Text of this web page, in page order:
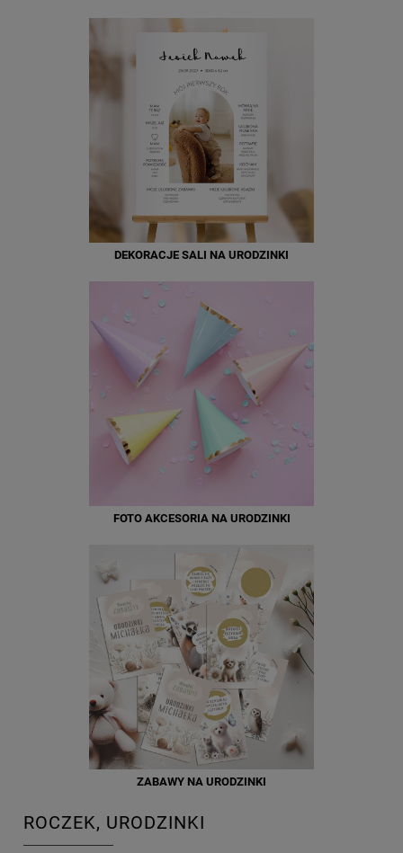
DEKORACJE SALI NA URODZINKI
FOTO AKCESORIA NA URODZINKI
ZABAWY NA URODZINKI
ROCZEK, URODZINKI